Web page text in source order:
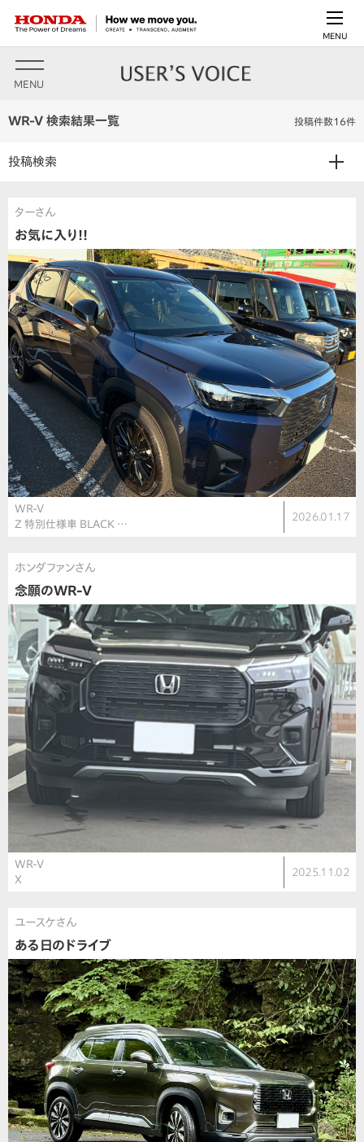
MENU
MENU
WR-V 検索結果一覧 投稿件数16件
投稿検索
ターさん
お気に入り!!
WR-V
Z 特別仕様車 BLACK …
2026.01.17
ホンダファンさん
念願のWR-V
WR-V
X
2025.11.02
ユースケさん
ある日のドライブ